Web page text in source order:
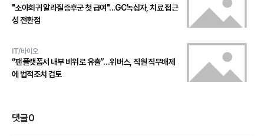
"소아희귀 알라질증후군 첫 급여"...GC녹십자, 치료 접근
성 전환점
IT/바이오
“팬플랫폼서 내부 비위로 유출”…위버스, 직원 직무배제
에 법적조치 검토
댓글0